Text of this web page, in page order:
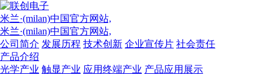
米兰·(milan)中国官方网站,
米兰·(milan)中国官方网站,
公司简介 发展历程 技术创新 企业宣传片 社会责任
产品介绍
光学产业 触显产业 应用终端产业 产品应用展示